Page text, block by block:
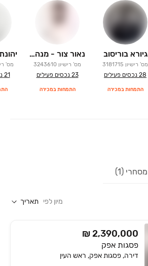
גיורא בוריסוב
מס' רישיון 3181715
28 נכסים פעילים
התמחות במכירה
נאור צור - מנהל צוות
מס' רישיון 3243610
23 נכסים פעילים
התמחות במכירה
מס'
21
מסחרי (1)
מיון לפי תאריך
₪ 2,390,000
פסגות אפק
דירה, פסגות אפק, ראש העין